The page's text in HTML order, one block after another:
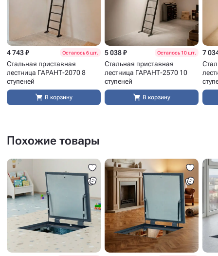
4 743 ₽ Осталось 6 шт.
Стальная приставная
лестница ГАРАНТ-2070 8
ступеней
В корзину
5 038 ₽ Осталось 10 шт.
Стальная приставная
лестница ГАРАНТ-2570 10
ступеней
В корзину
7
Похожие товары